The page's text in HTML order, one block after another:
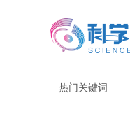
热门关键词